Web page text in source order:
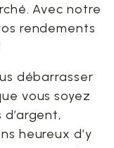
Avec notre
rendements
débarrasser
vous soyez
heureux d’y